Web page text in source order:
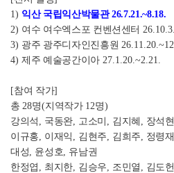
1) 익산 국립익산박물관26.7.21.~8.18.
2) 여수 여수엑스포 컨벤션센터
3) 광주 광주디자인진흥원
4) 제주 예술공간이아 27.1.20.~2.21.
[참여 작가]
총 28명(지역작가 12명)
강의석
국동완, 고소미 김지혜 장석현
이규홍
이재익 김현주 김희주 정령재
대성
윤성호 유남권
한정엽
최지한, 김승우 조민열 김도헌